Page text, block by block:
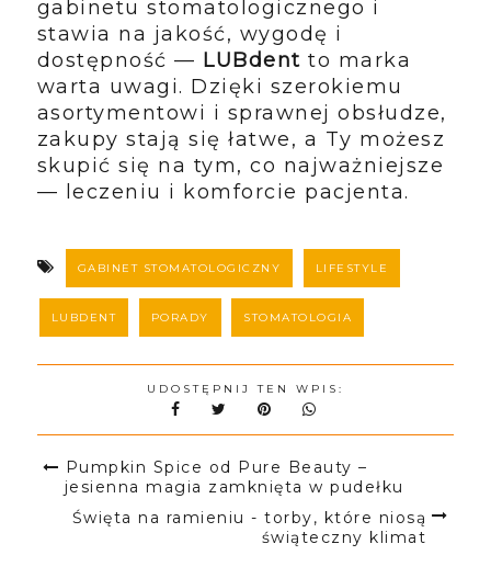
gabinetu stomatologicznego i
stawia na jakość, wygodę i
dostępność — LUBdent to marka
warta uwagi. Dzięki szerokiemu
asortymentowi i sprawnej obsłudze,
zakupy stają się łatwe, a Ty możesz
skupić się na tym, co najważniejsze
— leczeniu i komforcie pacjenta.
GABINET STOMATOLOGICZNY LIFESTYLE
LUBDENT PORADY STOMATOLOGIA
UDOSTĘPNIJ TEN WPIS:
Pumpkin Spice od Pure Beauty –
jesienna magia zamknięta w pudełku
Święta na ramieniu - torby, które niosą
świąteczny klimat